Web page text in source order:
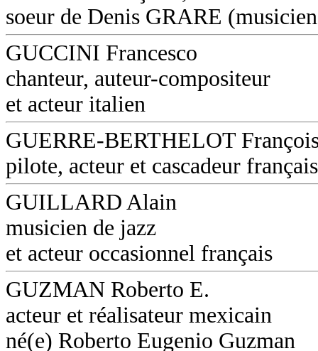
soeur de Denis GRARE
GUCCINI Francesco
chanteur, auteur-compositeur
et acteur italien
GUERRE-BERTHELOT
pilote, acteur et cascadeur français
GUILLARD Alain
musicien de jazz
et acteur occasionnel français
GUZMAN Roberto E.
acteur et réalisateur mexicain
né(e) Roberto Eugenio Guzman